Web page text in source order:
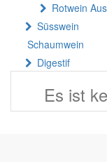
Rotwein
Süsswein
Schaumwein
Digestif
Es ist